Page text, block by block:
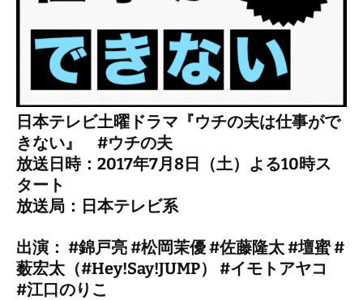
日本テレビ土曜ドラマ『ウチの夫は仕事がで
きない』 #ウチの夫
放送日時：2017年7月8日（土）よる10時ス
タート
放送局：日本テレビ系
出演： #錦戸亮 #松岡茉優 #佐藤隆太 #壇蜜 #
薮宏太（#Hey!Say!JUMP） #イモトアヤコ
#江口のりこ